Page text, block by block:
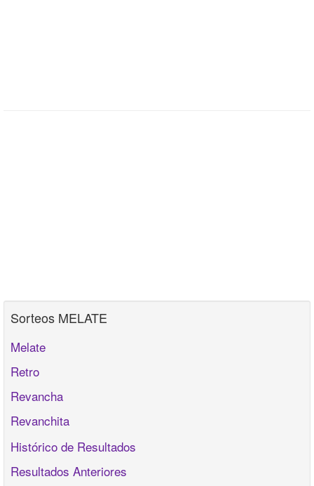
Sorteos MELATE
Melate
Retro
Revancha
Revanchita
Histórico de Resultados
Resultados Anteriores